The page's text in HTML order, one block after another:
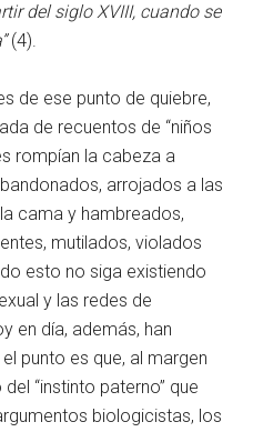
del siglo XVIII, cuando se
(4).
de ese punto de quiebre,
de recuentos de “niños
rompían la cabeza a
arrojados a las
cama y hambreados,
mutilados, violados
esto no siga existiendo
y las redes de
en día, además, han
punto es que, al margen
“instinto paterno” que
biologicistas, los